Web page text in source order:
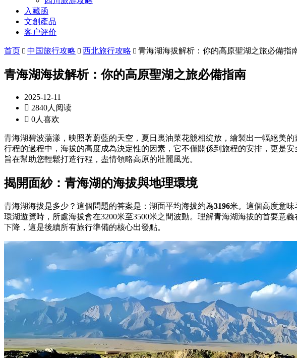
入藏函
文創產品
客户评价
首页  中国旅行攻略  西北旅行攻略  青海湖海拔解析：你的高原聖湖之旅必備指
青海湖海拔解析：你的高原聖湖之旅必備指南
2025-12-11
 2840人阅读
 0人喜欢
青海湖碧波蕩漾，映照著蔚藍的天空，夏日裏油菜花競相綻放，繪製出一幅絕美
行程的過程中，海拔的高度成為決定性的因素，它不僅關係到旅程的安排，更是
旨在幫助您輕鬆打造行程，盡情領略高原的壯麗風光。
揭開面紗：青海湖的海拔與地理環境
青海湖海拔是多少？這個問題的答案是：湖面平均海拔約為3196米。這個高度意
環湖遊覽時，所處海拔會在3200米至3500米之間波動。理解青海湖海拔的首要意
下降，這是後續所有旅行準備的核心出發點。